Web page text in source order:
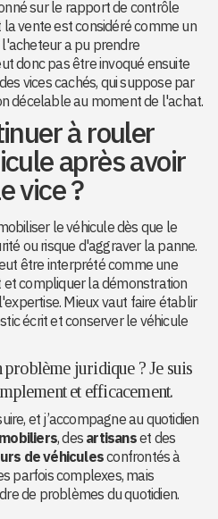
sur le rapport de contrôle
vente est considéré comme un
a pu prendre
donc pas être invoqué ensuite
vices cachés, qui suppose par
décelable au moment de l'achat.
à rouler
après avoir
vice ?
le véhicule dès que le
ou risque d'aggraver la panne.
être interprété comme une
compliquer la démonstration
Mieux vaut faire établir
écrit et conserver le véhicule
problème juridique ? Je suis
et efficacement.
et j’accompagne au quotidien
, des artisanset des
de véhiculesconfrontés à
parfois complexes, mais
de problèmes du quotidien.